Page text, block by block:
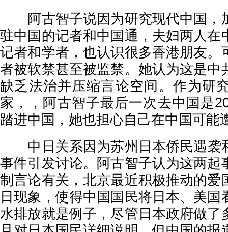
阿古智子说因为研究现代中国，
驻中国的记者和中国通，夫妇两人在
记者和学者，也认识很多香港朋友。
者被软禁甚至被监禁。她认为这是中
缺乏法治并压缩言论空间。作为研
家，，阿古智子最后一次去中国是
踏进中国，她也担心自己在中国可能
中日关系因为苏州日本侨民遇袭
事件引发讨论。阿古智子认为这两起
制言论有关，北京最近积极推动的爱
日现象，使得中国国民将日本、美国
水排放就是例子，尽管日本政府做了